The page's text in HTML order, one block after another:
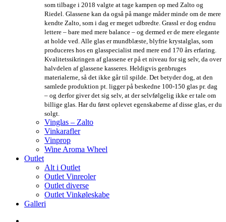
som tilbage i 2018 valgte at tage kampen op med Zalto og
Riedel. Glassene kan da også på mange måder minde om de mere
kendte Zalto, som i dag er meget udbredte. Grassl er dog endnu
lettere – bare med mere balance – og dermed er de mere elegante
at holde ved. Alle glas er mundblæste, blyfrie krystalglas, som
produceres hos en glasspecialist med mere end 170 års erfaring.
Kvalitetssikringen af glassene er på et niveau for sig selv, da over
halvdelen af glassene kasseres. Heldigvis genbruges
materialerne, så det ikke går til spilde. Det betyder dog, at den
samlede produktion pt. ligger på beskedne 100-150 glas pr. dag
– og derfor giver det sig selv, at der selvfølgelig ikke er tale om
billige glas. Har du først oplevet egenskaberne af disse glas, er du
solgt.
Vinglas – Zalto
Vinkarafler
Vinprop
Wine Aroma Wheel
Outlet
Alt i Outlet
Outlet Vinreoler
Outlet diverse
Outlet Vinkøleskabe
Galleri